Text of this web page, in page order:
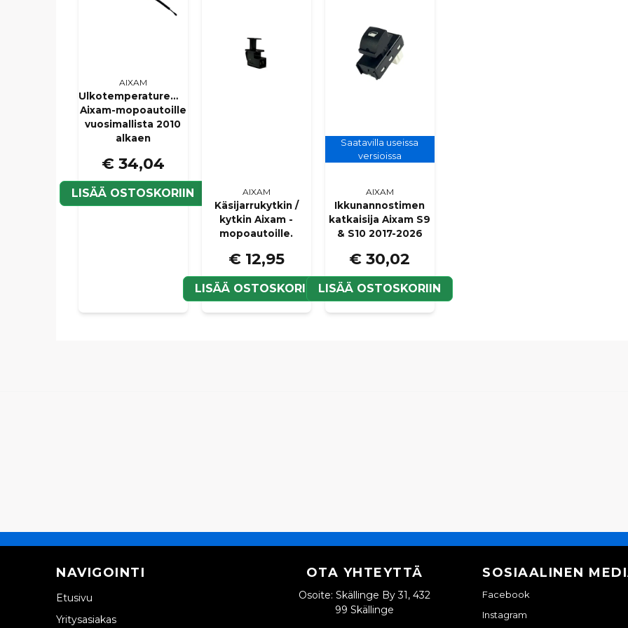
AIXAM
Ulkotemperaturemittari
Aixam-mopoautoille
vuosimallista 2010
alkaen
€ 34,04
LISÄÄ OSTOSKORIIN AIXAM
Käsijarrukytkin /
kytkin Aixam -
mopoautoille.
€ 12,95
LISÄÄ OSTOSKORIIN
Saatavilla useissa
versioissa
AIXAM
Ikkunannostimen
katkaisija Aixam S9
& S10 2017-2026
€ 30,02
LISÄÄ OSTOSKORIIN
NAVIGOINTI
Etusivu
Yritysasiakas
OTA YHTEYTTÄ
Osoite: Skällinge By 31, 432
99 Skällinge
SOSIAALINEN
Facebook
Instagram